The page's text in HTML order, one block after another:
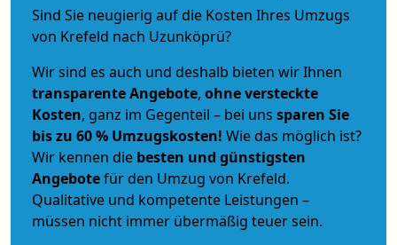
Sind Sie neugierig auf die Kosten Ihres Umzugs
von Krefeld nach Uzunköprü?
Wir sind es auch und deshalb bieten wir Ihnen
transparente Angebote, ohne versteckte
Kosten, ganz im Gegenteil – bei uns sparen Sie
bis zu 60 % Umzugskosten! Wie das möglich ist?
Wir kennen die besten und günstigsten
Angebotefür den Umzug von Krefeld.
Qualitative und kompetente Leistungen –
müssen nicht immer übermäßig teuer sein.